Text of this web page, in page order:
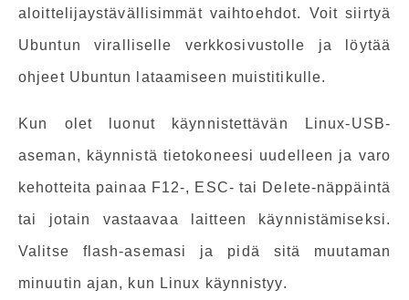
aloittelijaystävällisimmät vaihtoehdot. Voit siirtyä
Ubuntun viralliselle verkkosivustolle ja löytää
ohjeet Ubuntun lataamiseen muistitikulle.
Kun olet luonut käynnistettävän Linux-USB-
aseman, käynnistä tietokoneesi uudelleen ja varo
kehotteita painaa F12-, ESC- tai Delete-näppäintä
tai jotain vastaavaa laitteen käynnistämiseksi.
Valitse flash-asemasi ja pidä sitä muutaman
minuutin ajan, kun Linux käynnistyy.